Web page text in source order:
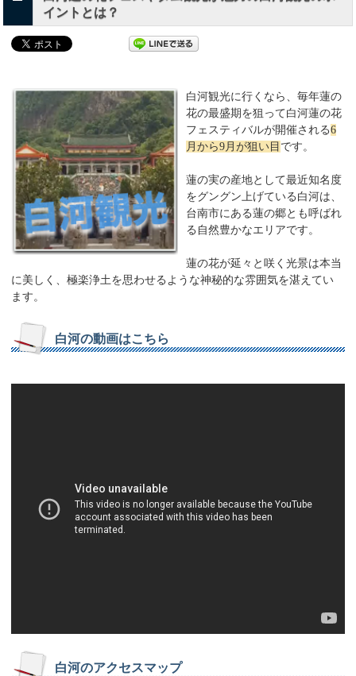
イントとは？
白河観光に行くなら、毎年蓮の
花の最盛期を狙って白河蓮の花
フェスティバルが開催される6
月から9月が狙い目 です。
蓮の実の産地として最近知名度
をグングン上げている白河は、
台南市にある蓮の郷とも呼ばれ
る自然豊かなエリアです。
蓮の花が延々と咲く光景は本当
に美しく、極楽浄土を思わせるような神秘的な雰囲気を湛えてい
ます。
白河の動画はこちら
白河のアクセスマップ